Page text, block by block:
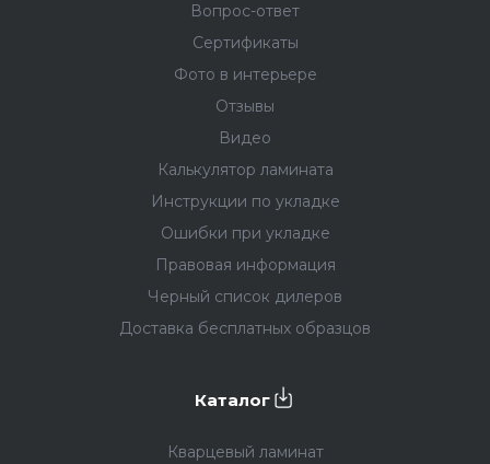
Вопрос-ответ
Сертификаты
Фото в интерьере
Отзывы
Видео
Калькулятор ламината
Инструкции по укладке
Ошибки при укладке
Правовая информация
Черный список дилеров
Доставка бесплатных образцов
Каталог
Кварцевый ламинат